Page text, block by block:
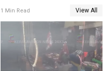
വേണ്ടിയുള്ള
പിടിവലിക്കിടയിൽ
അപ്പൂപ്പനെതിരെ പോക്സോ
കേസ് ഒടുവിൽ 4 ജീവനുകൾ
പൊലിഞ്ഞു
1 Min Read View All